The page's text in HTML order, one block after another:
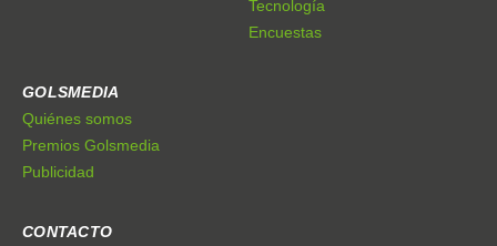
Tecnología
Encuestas
GOLSMEDIA
Quiénes somos
Premios Golsmedia
Publicidad
CONTACTO